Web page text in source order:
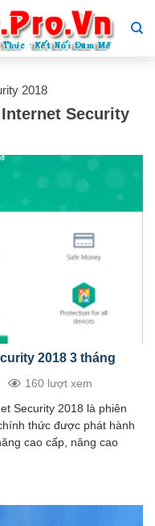
2018
Security
2018 3 tháng
160 lượt xem
Security 2018 là phiên
thức được phát hành
cao cấp, nâng cao